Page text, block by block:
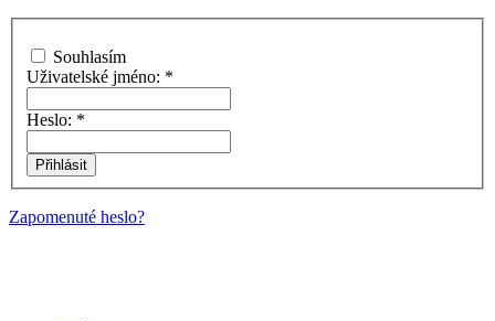
Souhlasím
Uživatelské jméno: *
Heslo: *
Zapomenuté heslo?